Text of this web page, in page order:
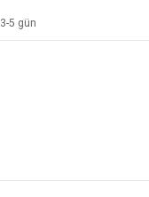
3-5 gün